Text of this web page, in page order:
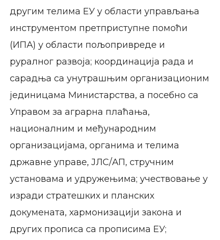
другим телима ЕУ у области управљања
инструментом претприступне помоћи
(ИПА) у области пољопривреде и
руралног развоја; координација рада и
сарадња са унутрашњим организационим
јединицама Министарства, а посебно са
Управом за аграрна плаћања,
националним и међународним
организацијама, органима и телима
државне управе, ЈЛС/АП, стручним
установама и удружењима; учествовање у
изради стратешких и планских
докумената, хармонизацији закона и
других прописа са прописима ЕУ;